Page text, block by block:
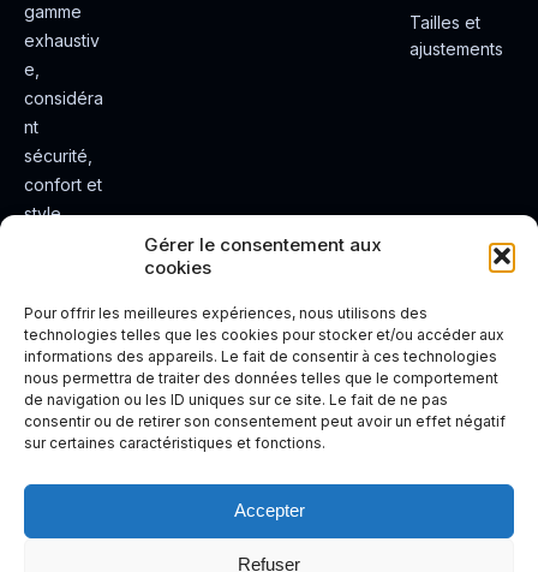
Gérer le consentement aux
cookies
Pour offrir les meilleures expériences, nous utilisons des
technologies telles que les cookies pour stocker et/ou accéder aux
informations des appareils. Le fait de consentir à ces technologies
nous permettra de traiter des données telles que le comportement
de navigation ou les ID uniques sur ce site. Le fait de ne pas
consentir ou de retirer son consentement peut avoir un effet négatif
sur certaines caractéristiques et fonctions.
Accepter
Refuser
gamme
exhaustiv
e,
considéra
nt
sécurité,
confort et
style.
e de
conduite
plus sûre
et plus
agréable.
Tailles et
ajustements